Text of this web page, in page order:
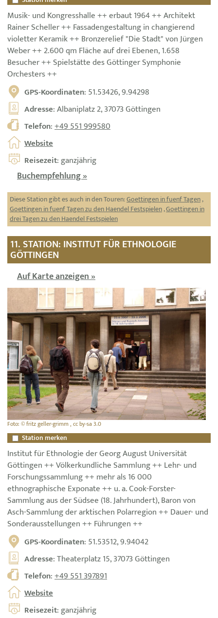
Musik- und Kongresshalle ++ erbaut 1964 ++ Architekt
Rainer Scheller ++ Fassadengestaltung in changierend
violetter Keramik ++ Bronzerelief "Die Stadt" von Jürgen
Weber ++ 2.600 qm Fläche auf drei Ebenen, 1.658
Besucher ++ Spielstätte des Göttinger Symphonie
Orchesters ++
GPS-Koordinaten: 51.53426, 9.94298
Adresse: Albaniplatz 2, 37073 Göttingen
Telefon:+49 551 999580
Website
Reisezeit: ganzjährig
Buchempfehlung »
Diese Station gibt es auch in den Touren:Goettingen in fuenf Tagen,
Goettingen in fuenf Tagen zu den Haendel Festspielen,Goettingen in
drei Tagen zu den Haendel Festspielen
11. STATION: INSTITUT FÜR ETHNOLOGIE
GÖTTINGEN
Auf Karte anzeigen »
Foto: © fritz geller-grimm , cc by-sa 3.0
Station merken
Institut für Ethnologie der Georg August Universität
Göttingen ++ Völkerkundliche Sammlung ++ Lehr- und
Forschungssammlung ++ mehr als 16 000
ethnographische Exponate ++ u. a. Cook-Forster-
Sammlung aus der Südsee (18. Jahrhundert), Baron von
Asch-Sammlung der arktischen Polarregion ++ Dauer- und
Sonderausstellungen ++ Führungen ++
GPS-Koordinaten: 51.53512, 9.94042
Adresse: Theaterplatz 15, 37073 Göttingen
Telefon:+49 551 397891
Website
Reisezeit: ganzjährig